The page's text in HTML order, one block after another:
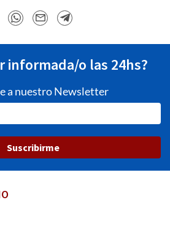
informada/o las 24hs?
a nuestro Newsletter
Suscribirme